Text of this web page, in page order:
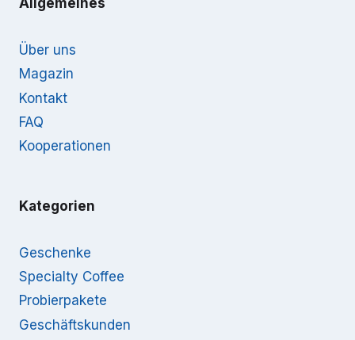
Allgemeines
Über uns
Magazin
Kontakt
FAQ
Kooperationen
Kategorien
Geschenke
Specialty Coffee
Probierpakete
Geschäftskunden